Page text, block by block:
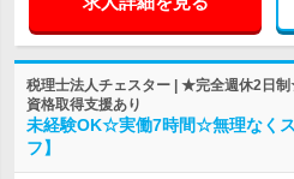
税理士法人チェスター | ★完全週休2日
資格取得支援あり
未経験OK☆実働7時間☆無理なく
フ】